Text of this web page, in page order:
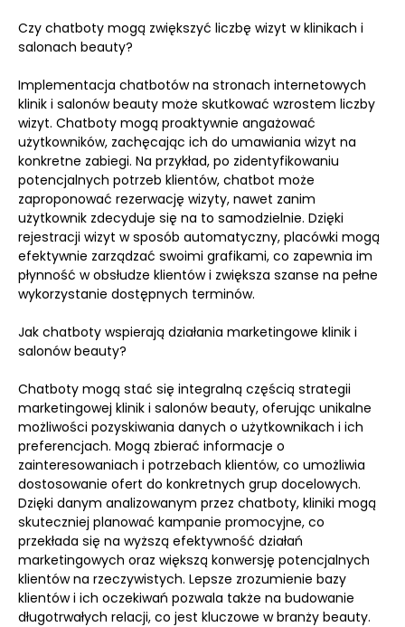
Czy chatboty mogą zwiększyć liczbę wizyt w klinikach i
salonach beauty?
Implementacja chatbotów na stronach internetowych
klinik i salonów beauty może skutkować wzrostem liczby
wizyt. Chatboty mogą proaktywnie angażować
użytkowników, zachęcając ich do umawiania wizyt na
konkretne zabiegi. Na przykład, po zidentyfikowaniu
potencjalnych potrzeb klientów, chatbot może
zaproponować rezerwację wizyty, nawet zanim
użytkownik zdecyduje się na to samodzielnie. Dzięki
rejestracji wizyt w sposób automatyczny, placówki mogą
efektywnie zarządzać swoimi grafikami, co zapewnia im
płynność w obsłudze klientów i zwiększa szanse na pełne
wykorzystanie dostępnych terminów.
Jak chatboty wspierają działania marketingowe klinik i
salonów beauty?
Chatboty mogą stać się integralną częścią strategii
marketingowej klinik i salonów beauty, oferując unikalne
możliwości pozyskiwania danych o użytkownikach i ich
preferencjach. Mogą zbierać informacje o
zainteresowaniach i potrzebach klientów, co umożliwia
dostosowanie ofert do konkretnych grup docelowych.
Dzięki danym analizowanym przez chatboty, kliniki mogą
skuteczniej planować kampanie promocyjne, co
przekłada się na wyższą efektywność działań
marketingowych oraz większą konwersję potencjalnych
klientów na rzeczywistych. Lepsze zrozumienie bazy
klientów i ich oczekiwań pozwala także na budowanie
długotrwałych relacji, co jest kluczowe w branży beauty.